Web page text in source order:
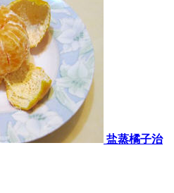
盐蒸橘子治